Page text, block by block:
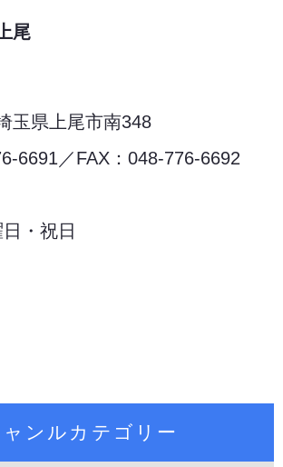
ャンルカテゴリー
尾
玉県上尾市南348
6691／FAX：048-776-6692
・祝日